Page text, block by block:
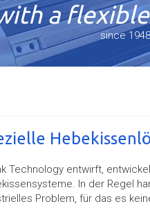
a
since 1948
Technology entwirft,
In der Regel
Problem, für das es